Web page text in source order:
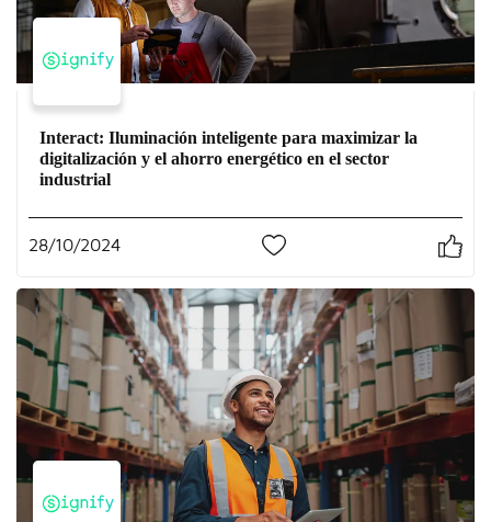
Interact: Iluminación inteligente para maximizar la
digitalización y el ahorro energético en el sector
industrial
28/10/2024